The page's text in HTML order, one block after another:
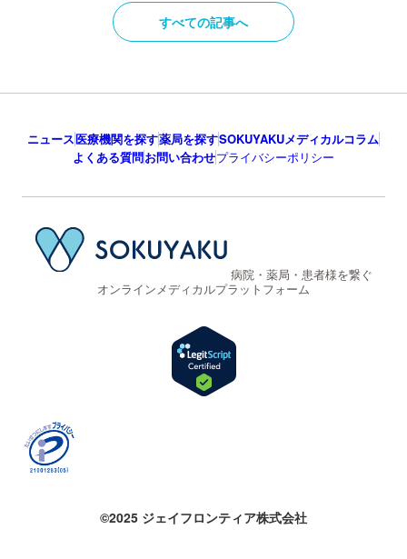
すべての記事へ
ニュース医療機関を探す薬局を探すSOKUYAKUメディカルコラム
よくある質問お問い合わせプライバシーポリシー
病院・薬局・患者様を繋ぐ
オンラインメディカルプラットフォーム
©2025 ジェイフロンティア株式会社